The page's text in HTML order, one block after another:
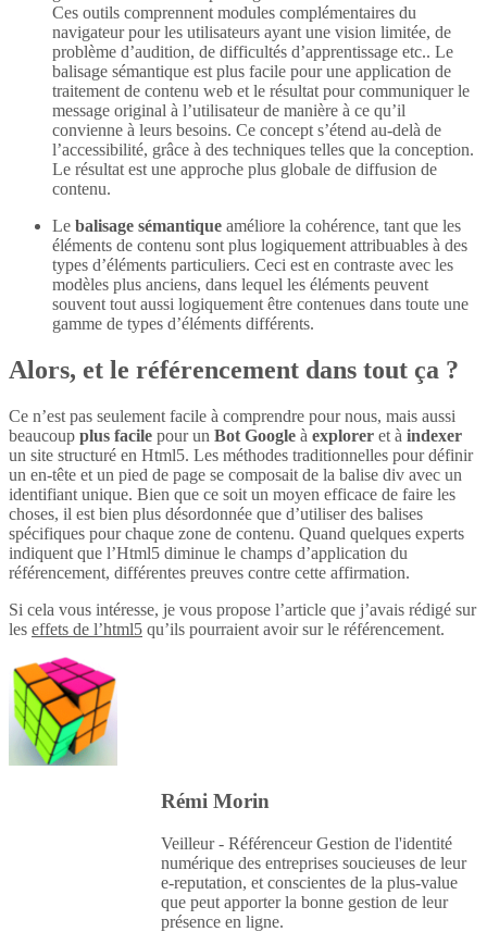
Ces outils comprennent modules complémentaires du
navigateur pour les utilisateurs ayant une vision limitée, de
problème d’audition, de difficultés d’apprentissage etc.. Le
balisage sémantique est plus facile pour une application de
traitement de contenu web et le résultat pour communiquer le
message original à l’utilisateur de manière à ce qu’il
convienne à leurs besoins. Ce concept s’étend au-delà de
l’accessibilité, grâce à des techniques telles que la conception.
Le résultat est une approche plus globale de diffusion de
contenu.
Le balisage sémantique améliore la cohérence, tant que les
éléments de contenu sont plus logiquement attribuables à des
types d’éléments particuliers. Ceci est en contraste avec les
modèles plus anciens, dans lequel les éléments peuvent
souvent tout aussi logiquement être contenues dans toute une
gamme de types d’éléments différents.
Alors, et le référencement dans tout ça ?
Ce n’est pas seulement facile à comprendre pour nous, mais aussi
beaucoup plus facile pour un Bot Google à explorer et à indexer
un site structuré en Html5. Les méthodes traditionnelles pour définir
un en-tête et un pied de page se composait de la balise div avec un
identifiant unique. Bien que ce soit un moyen efficace de faire les
choses, il est bien plus désordonnée que d’utiliser des balises
spécifiques pour chaque zone de contenu. Quand quelques experts
indiquent que l’Html5 diminue le champs d’application du
référencement, différentes preuves contre cette affirmation.
Si cela vous intéresse, je vous propose l’article que j’avais rédigé sur
les effets de l’html5 qu’ils pourraient avoir sur le référencement.
Rémi Morin
Veilleur - Référenceur Gestion de l'identité
numérique des entreprises soucieuses de leur
e-reputation, et conscientes de la plus-value
que peut apporter la bonne gestion de leur
présence en ligne.